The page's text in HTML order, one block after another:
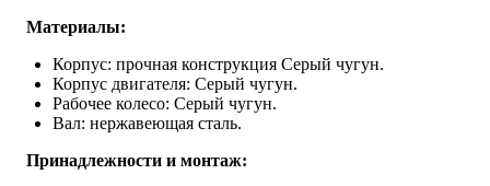
Материалы:
Корпус: прочная конструкция Серый чугун.
Корпус двигателя: Серый чугун.
Рабочее колесо: Серый чугун.
Вал: нержавеющая сталь.
Принадлежности и монтаж: